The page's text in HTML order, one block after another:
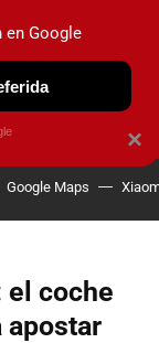
Google Maps
el coche
apostar
×
en Google